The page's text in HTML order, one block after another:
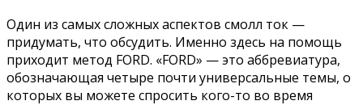
Один из самых сложных аспектов смолл ток —
придумать, что обсудить. Именно здесь на помощь
приходит метод FORD. «FORD» — это аббревиатура,
обозначающая четыре почти универсальные темы, о
которых вы можете спросить кого-то во время